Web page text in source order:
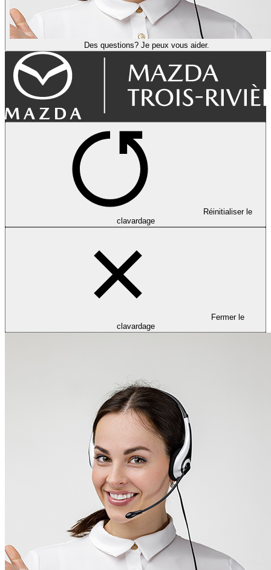
Des questions? Je peux vous aider.
Réinitialiser le
clavardage
Fermer le
clavardage